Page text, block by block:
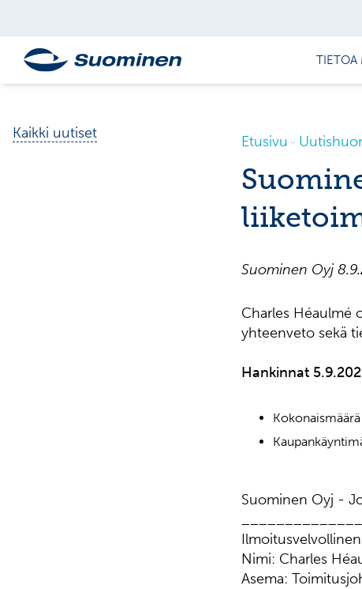
TIETOA
Kaikki uutiset Etusivu
Suominen Oyj
Charles Héaulmé
yhteenveto sekä
Hankinnat
Suominen Oyj -
Ilmoitusvelvollinen
Nimi: Charles
Asema: